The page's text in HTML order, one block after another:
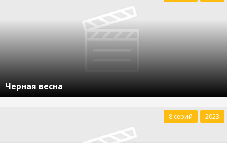
Черная весна
8 серий 2023